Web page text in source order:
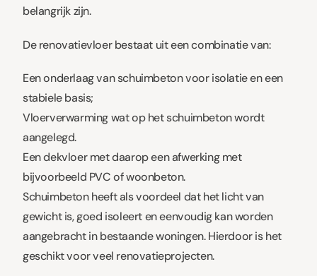
belangrijk zijn.
De renovatievloer bestaat uit een combinatie van:
Een onderlaag van schuimbeton voor isolatie en een
stabiele basis;
Vloerverwarming wat op het schuimbeton wordt
aangelegd.
Een dekvloer met daarop een afwerking met
bijvoorbeeld PVC of woonbeton.
Schuimbeton heeft als voordeel dat het licht van
gewicht is, goed isoleert en eenvoudig kan worden
aangebracht in bestaande woningen. Hierdoor is het
geschikt voor veel renovatieprojecten.